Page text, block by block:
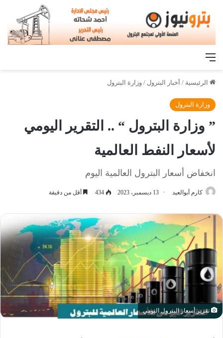
القائمة
الرئيسية / أخبار البترول / وزارة البترول
وزارة البترول
” وزارة البترول “ .. التقرير اليومي
لأسعار النفط العالمية
انخفاض أسعار البترول العالمية اليوم
كارم أبوالعيد 13 ديسمبر، 2023 434 أقل من دقيقة
تقرير أسعار البترول اليومي